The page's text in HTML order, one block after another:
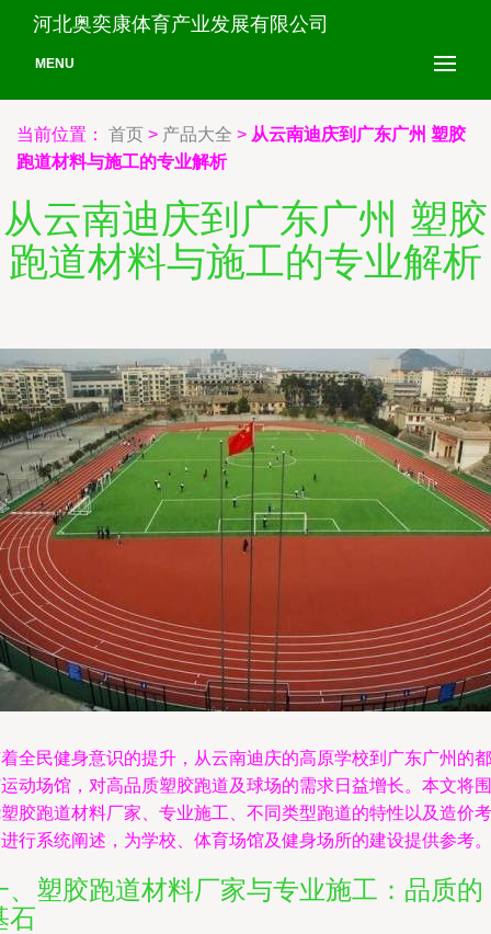
河北奥奕康体育产业发展有限公司
MENU
当前位置： 首页 > 产品大全 > 从云南迪庆到广东广州 塑胶
跑道材料与施工的专业解析
从云南迪庆到广东广州 塑胶
跑道材料与施工的专业解析
全民健身意识的提升，从云南迪庆的高原学校到广东广州的都
动场馆，对高品质塑胶跑道及球场的需求日益增长。本文将围
胶跑道材料厂家、专业施工、不同类型跑道的特性以及造价考
行系统阐述，为学校、体育场馆及健身场所的建设提供参考。
、塑胶跑道材料厂家与专业施工：品质的
石